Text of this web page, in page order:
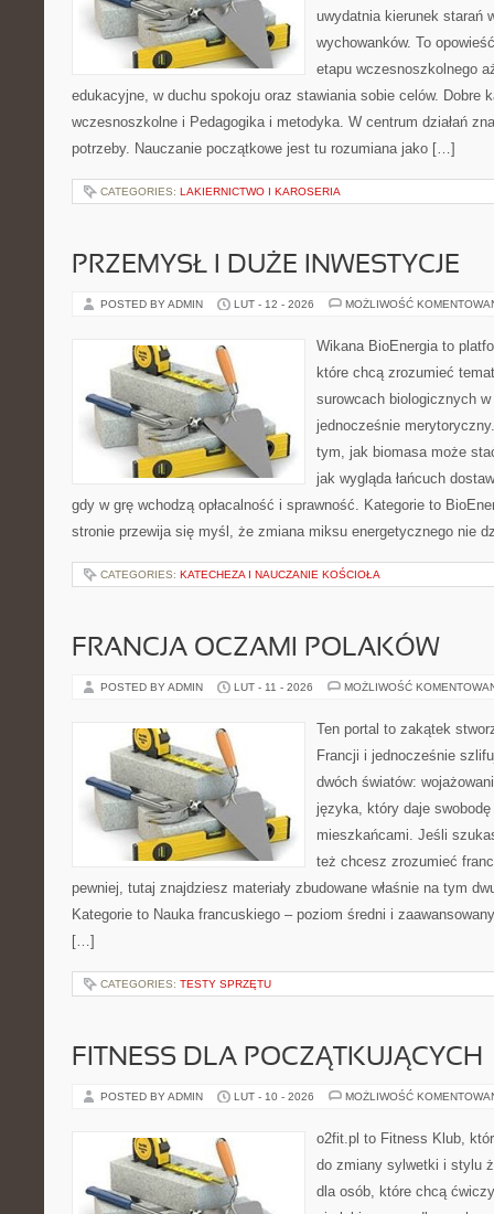
uwydatnia kierunek starań
wychowanków. To
etapu wczesnoszkolnego
edukacyjne, w duchu spokoju oraz stawiania sobie celów. Dobre
wczesnoszkolne i Pedagogika i metodyka. W centrum działań
potrzeby. Nauczanie początkowe jest tu rozumiana jako […]
CATEGORIES: LAKIERNICTWO I KAROSERIA
PRZEMYSŁ I DUŻE INWESTYCJE
POSTED BY ADMIN LUT - 12 - 2026 MOŻLIWOŚĆ
Wikana BioEnergia to
które chcą zrozumieć
surowcach biologicznych
jednocześnie
tym, jak biomasa może
jak wygląda łańcuch
gdy w grę wchodzą opłacalność i sprawność. Kategorie to
stronie przewija się myśl, że zmiana miksu energetycznego nie
CATEGORIES: KATECHEZA I NAUCZANIE KOŚCIOŁA
FRANCJA OCZAMI POLAKÓW
POSTED BY ADMIN LUT - 11 - 2026 MOŻLIWOŚĆ
Ten portal to zakątek
Francji i jednocześnie
dwóch światów:
języka, który daje
mieszkańcami. Jeśli
też chcesz zrozumieć
pewniej, tutaj znajdziesz materiały zbudowane właśnie na tym
Kategorie to Nauka francuskiego – poziom średni i
[…]
CATEGORIES: TESTY SPRZĘTU
FITNESS DLA POCZĄTKUJĄCYCH
POSTED BY ADMIN LUT - 10 - 2026 MOŻLIWOŚĆ
o2fit.pl to Fitness Klub,
do zmiany sylwetki i stylu
dla osób, które chcą